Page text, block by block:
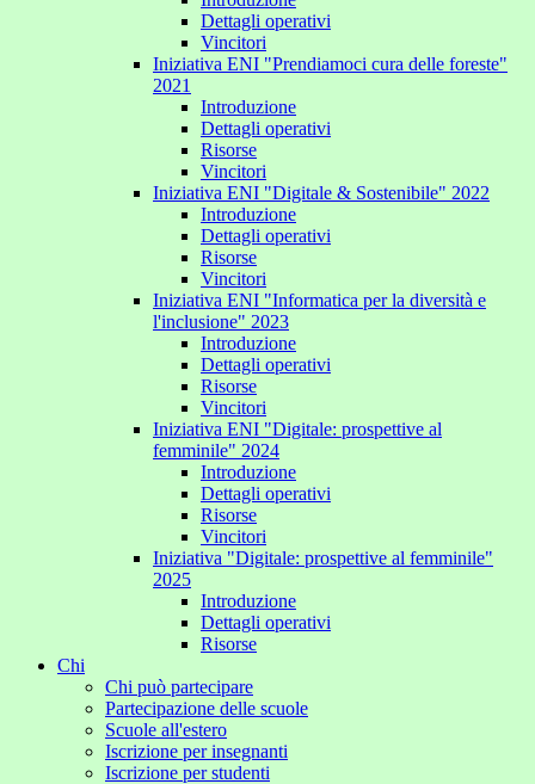
Dettagli operativi
Vincitori
Iniziativa ENI "Prendiamoci cura delle foreste"
2021
Introduzione
Dettagli operativi
Risorse
Vincitori
Iniziativa ENI "Digitale & Sostenibile" 2022
Introduzione
Dettagli operativi
Risorse
Vincitori
Iniziativa ENI "Informatica per la diversità e
l'inclusione" 2023
Introduzione
Dettagli operativi
Risorse
Vincitori
Iniziativa ENI "Digitale: prospettive al
femminile" 2024
Introduzione
Dettagli operativi
Risorse
Vincitori
Iniziativa "Digitale: prospettive al femminile"
2025
Introduzione
Dettagli operativi
Risorse
Chi
Chi può partecipare
Partecipazione delle scuole
Scuole all'estero
Iscrizione per insegnanti
Iscrizione per studenti